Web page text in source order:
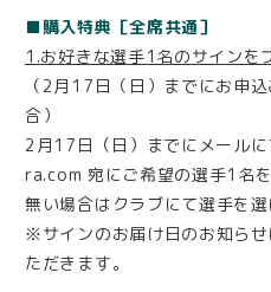
■購入特典［全席共通］
1.お好きな選手1名のサインを
（2月17日（日）までにお申
合）
2月17日（日）までにメール
ra.com 宛にご希望の選手1名
無い場合はクラブにて選手を選
※サインのお届け日のお知ら
ただきます。